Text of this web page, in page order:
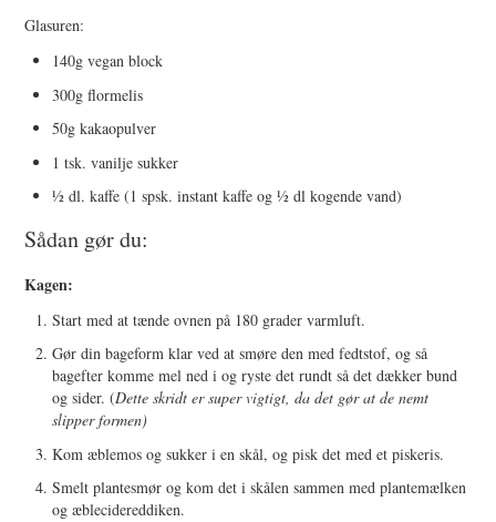
Glasuren:
140g vegan block
300g flormelis
50g kakaopulver
1 tsk. vanilje sukker
½ dl. kaffe (1 spsk. instant kaffe og ½ dl kogende vand)
Sådan gør du:
Kagen:
Start med at tænde ovnen på 180 grader varmluft.
Gør din bageform klar ved at smøre den med fedtstof, og så
bagefter komme mel ned i og ryste det rundt så det dækker bund
og sider. (Dette skridt er super vigtigt, da det gør at de nemt
slipper formen)
Kom æblemos og sukker i en skål, og pisk det med et piskeris.
Smelt plantesmør og kom det i skålen sammen med plantemælken
og æblecidereddiken.